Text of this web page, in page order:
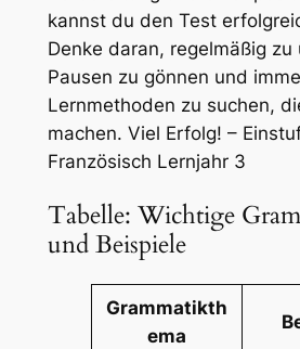
kannst du den Test
Denke daran, regelmäßig
Pausen zu gönnen und
Lernmethoden zu suchen,
machen. Viel Erfolg! –
Französisch Lernjahr 3
Tabelle: Wichtige
und Beispiele
Grammatikth
ema